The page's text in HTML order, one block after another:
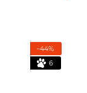
−44%
6